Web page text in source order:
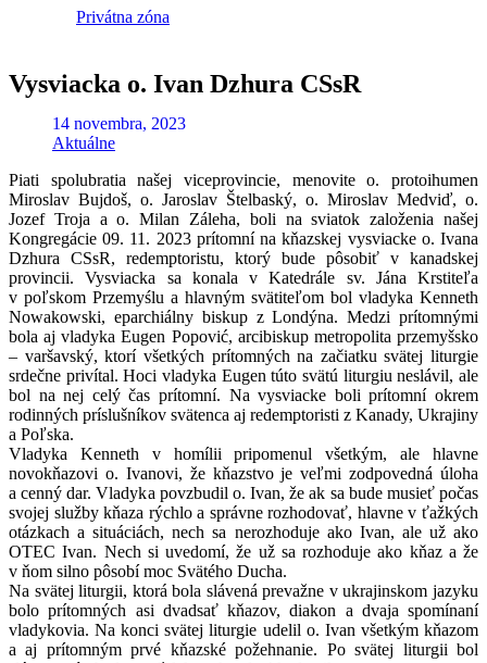
Privátna zóna
Vysviacka o. Ivan Dzhura CSsR
14 novembra, 2023
Aktuálne
Piati spolubratia našej viceprovincie, menovite o. protoihumen
Miroslav Bujdoš, o. Jaroslav Štelbaský, o. Miroslav Medviď, o.
Jozef Troja a o. Milan Záleha, boli na sviatok založenia našej
Kongregácie 09. 11. 2023 prítomní na kňazskej vysviacke o. Ivana
Dzhura CSsR, redemptoristu, ktorý bude pôsobiť v kanadskej
provincii. Vysviacka sa konala v Katedrále sv. Jána Krstiteľa
v poľskom Przemyślu a hlavným svätiteľom bol vladyka Kenneth
Nowakowski, eparchiálny biskup z Londýna. Medzi prítomnými
bola aj vladyka Eugen Popović, arcibiskup metropolita przemyšsko
– varšavský, ktorí všetkých prítomných na začiatku svätej liturgie
srdečne privítal. Hoci vladyka Eugen túto svätú liturgiu neslávil, ale
bol na nej celý čas prítomní. Na vysviacke boli prítomní okrem
rodinných príslušníkov svätenca aj redemptoristi z Kanady, Ukrajiny
a Poľska.
Vladyka Kenneth v homílii pripomenul všetkým, ale hlavne
novokňazovi o. Ivanovi, že kňazstvo je veľmi zodpovedná úloha
a cenný dar. Vladyka povzbudil o. Ivan, že ak sa bude musieť počas
svojej služby kňaza rýchlo a správne rozhodovať, hlavne v ťažkých
otázkach a situáciách, nech sa nerozhoduje ako Ivan, ale už ako
OTEC Ivan. Nech si uvedomí, že už sa rozhoduje ako kňaz a že
v ňom silno pôsobí moc Svätého Ducha.
Na svätej liturgii, ktorá bola slávená prevažne v ukrajinskom jazyku
bolo prítomných asi dvadsať kňazov, diakon a dvaja spomínaní
vladykovia. Na konci svätej liturgie udelil o. Ivan všetkým kňazom
a aj prítomným prvé kňazské požehnanie. Po svätej liturgii bol